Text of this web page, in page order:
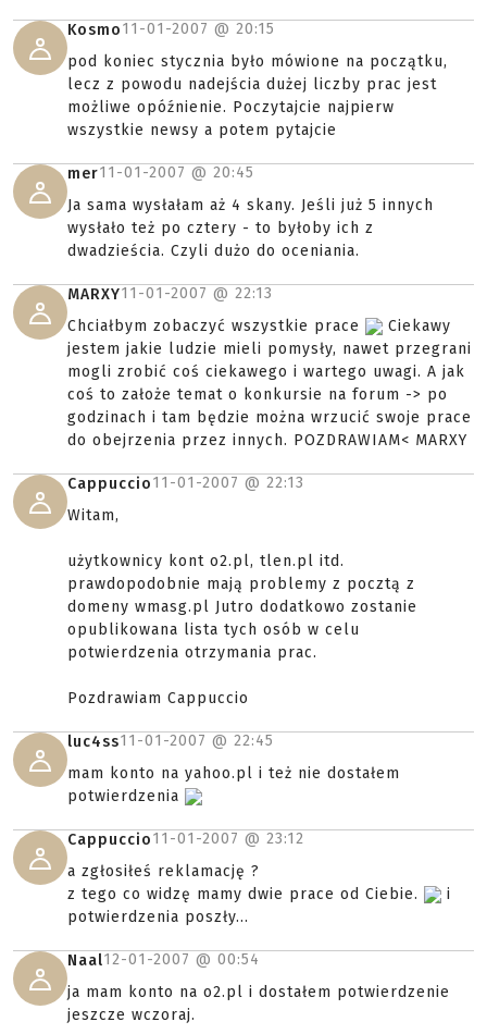
Kosmo11-01-2007 @ 20:15
pod koniec stycznia było mówione na początku,
lecz z powodu nadejścia dużej liczby prac jest
możliwe opóźnienie. Poczytajcie najpierw
wszystkie newsy a potem pytajcie
mer11-01-2007 @ 20:45
Ja sama wysłałam aż 4 skany. Jeśli już 5 innych
wysłało też po cztery - to byłoby ich z
dwadzieścia. Czyli dużo do oceniania.
MARXY11-01-2007 @ 22:13
Chciałbym zobaczyć wszystkie prace
Ciekawy
jestem jakie ludzie mieli pomysły, nawet przegrani
mogli zrobić coś ciekawego i wartego uwagi. A jak
coś to założe temat o konkursie na forum -> po
godzinach i tam będzie można wrzucić swoje prace
do obejrzenia przez innych. POZDRAWIAM< MARXY
Cappuccio11-01-2007 @ 22:13
Witam,
użytkownicy kont o2.pl, tlen.pl itd.
prawdopodobnie mają problemy z pocztą z
domeny wmasg.pl Jutro dodatkowo zostanie
opublikowana lista tych osób w celu
potwierdzenia otrzymania prac.
Pozdrawiam Cappuccio
luc4ss11-01-2007 @ 22:45
mam konto na yahoo.pl i też nie dostałem
potwierdzenia
Cappuccio11-01-2007 @ 23:12
a zgłosiłeś reklamację ?
z tego co widzę mamy dwie prace od Ciebie.
i
potwierdzenia poszły...
Naal12-01-2007 @ 00:54
ja mam konto na o2.pl i dostałem potwierdzenie
jeszcze wczoraj.